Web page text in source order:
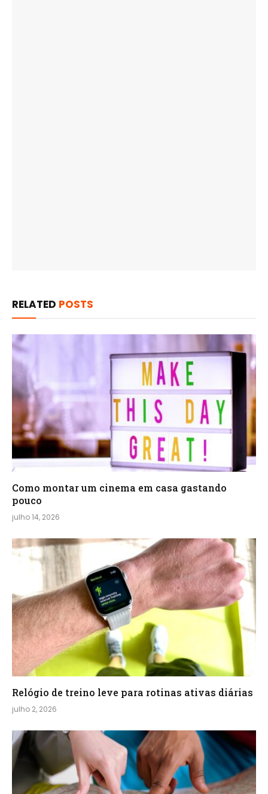
RELATED POSTS
Como montar um cinema em casa gastando
pouco
julho 14, 2026
Relógio de treino​ leve para rotinas ativas diárias
julho 2, 2026